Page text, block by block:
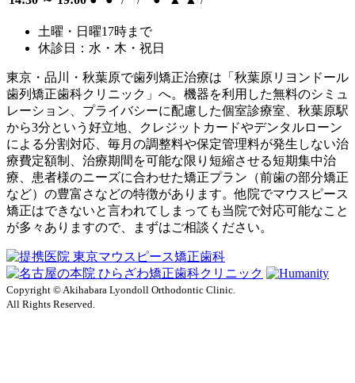
土曜・日曜17時まで
休診日：水・木・祝日
東京・品川・秋葉原で歯列矯正治療は「秋葉原リヨンドール
歯列矯正歯科クリニック」へ。機器を利用した無料のシミュ
レーション、プライバシーに配慮した個室診療室、秋葉原駅
から3分という好立地、クレジットカードやデンタルローン
による分割対応、毎月の調整料や保定管理料が発生しない治
療費定額制、治療期間を可能な限り短縮させる短期集中治
療、患者様のニーズに合わせた矯正プラン（前歯の部分矯正
など）の豊富さなどの特徴があります。他院でマウスピース
矯正はできないと言われてしまっても当院で対応可能なこと
が多々ありますので、まずはご相談ください。
Copyright © Akihabara Lyondoll Orthodontic Clinic.
All Rights Reserved.